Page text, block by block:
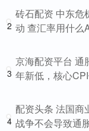
2
砖石配资 中东危
动 查汇率用什么
3
京海配资平台 通
年新低，核心
4
配资头条 法国商
战争不会导致通